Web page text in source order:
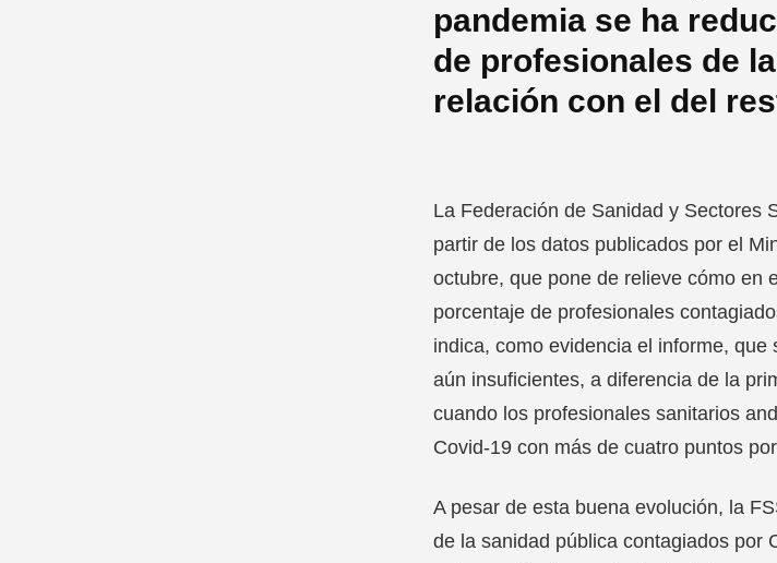
pandemia se ha
de profesionales de
relación con el del
La Federación de Sanidad y Sectores
partir de los datos publicados por el
octubre, que pone de relieve cómo en
porcentaje de profesionales
indica, como evidencia el informe,
aún insuficientes, a diferencia de la
cuando los profesionales sanitarios
Covid-19 con más de cuatro puntos
A pesar de esta buena evolución, la
de la sanidad pública contagiados por